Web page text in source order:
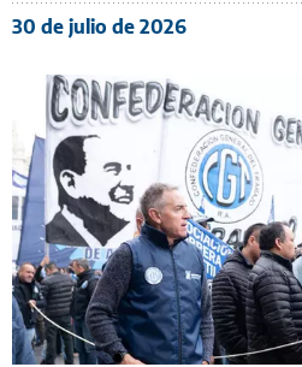
30 de julio de 2026